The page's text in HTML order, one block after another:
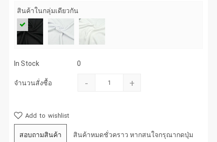
สินค้าในกลุ่มเดียวกัน
In Stock 0
จำนวนสั่งซื้อ - +
Add to wishlist
สอบถามสินค้า สินค้าหมดชั่วคราว หากสนใจกรุณากดปุ่ม